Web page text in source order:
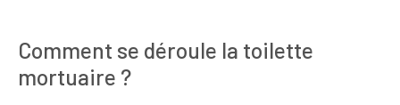
Comment se déroule la toilette
mortuaire ?